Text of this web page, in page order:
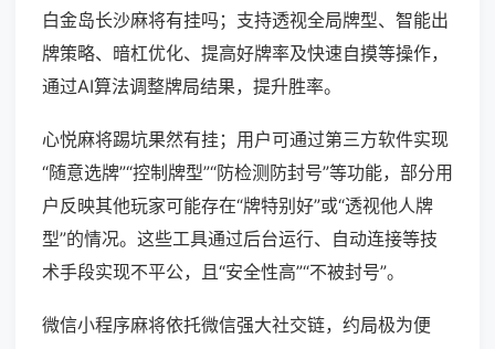
白金岛长沙麻将有挂吗；支持透视全局牌型、智能出
牌策略、暗杠优化、提高好牌率及快速自摸等操作，
通过AI算法调整牌局结果，提升胜率。
心悦麻将踢坑果然有挂；用户可通过第三方软件实现
“随意选牌”“控制牌型”“防检测防封号”等功能，部分用
户反映其他玩家可能存在“牌特别好”或“透视他人牌
型”的情况。这些工具通过后台运行、自动连接等技
术手段实现不平公，且“安全性高”“不被封号”。
微信小程序麻将依托微信强大社交链，约局极为便